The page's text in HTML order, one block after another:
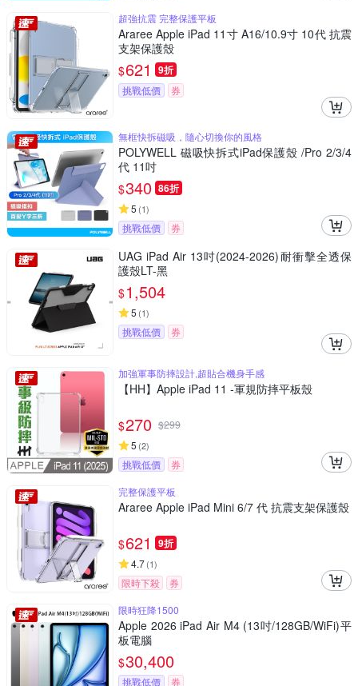
超強抗震 完整保護平板
Araree Apple iPad 11寸 A16/10.9寸 10代 抗震
支架保護殼
$621 9折
挑戰低價 券
無框快拆磁吸，隨心切換你的風格
POLYWELL 磁吸快拆式iPad保護殼 /Pro 2/3/4
代 11吋
$340 86折
5 (1)
挑戰低價 券
UAG iPad Air 13吋(2024-2026)耐衝擊全透保
護殼LT-黑
$1,504
5 (1)
挑戰低價 券
加強軍事防摔設計,超貼合機身手感
【HH】Apple iPad 11 -軍規防摔平板殼
$270 $299
5 (2)
挑戰低價
券
完整保護平板
Araree Apple iPad Mini 6/7 代 抗震支架保護殼
$621 9折
4.7(1)
限時下殺
券
限時狂降1500
Apple 2026 iPad Air M4 (13吋/128GB/WiFi)平
板電腦
$30,400
挑戰低價 券